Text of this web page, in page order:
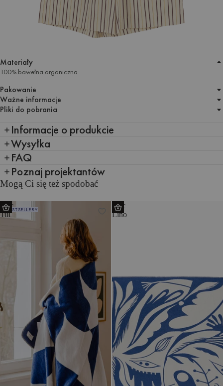
Materiały
100% bawełna organiczna
Pakowanie
Ważne informacje
Pliki do pobrania
Informacje o produkcie
Wysyłka
FAQ
Poznaj projektantów
Mogą Ci się też spodobać
Koc
Tul
BESTSELLERY
Koc
Lino